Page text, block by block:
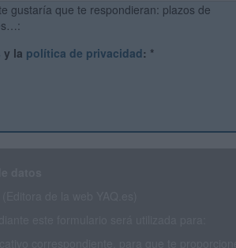
gustaría que te respondieran: plazos de
y la política de privacidad: *